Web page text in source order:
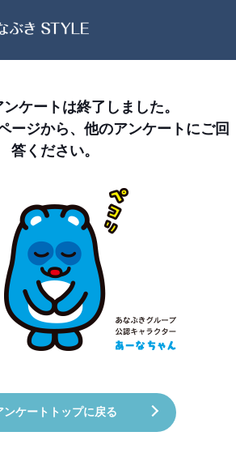
ケートは終了しました。
ージから、他のアンケートにご回
答ください。
ンケートトップに戻る